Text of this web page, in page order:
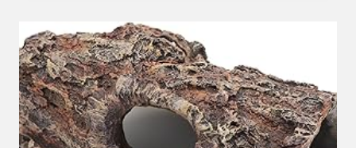
EINSIEDLERKREBSE,
VERSTECKMÖGLICHKEITEN
FÜR
EINSIEDLERKREBSE,
DE…